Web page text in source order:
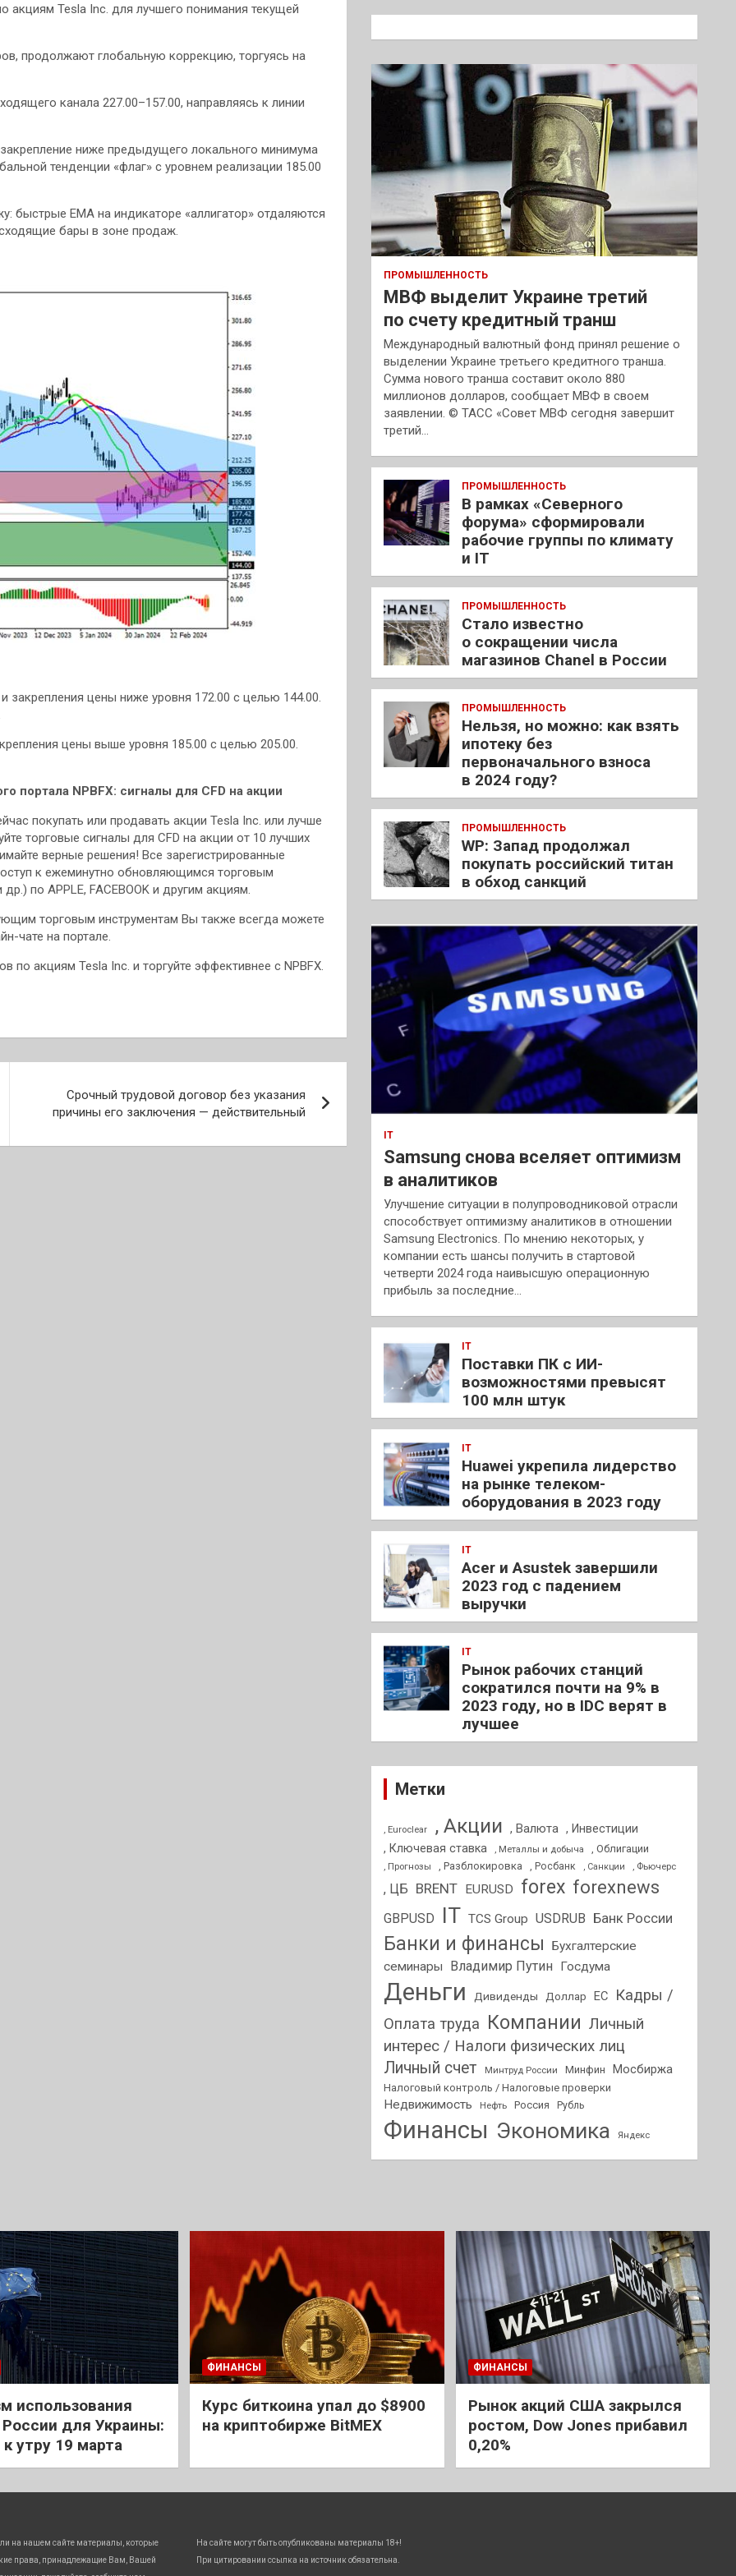
акциям Tesla Inc. для лучшего понимания текущей
продолжают глобальную коррекцию, торгуясь на
канала 227.00–157.00, направляясь к линии
ниже предыдущего локального минимума
тенденции «флаг» с уровнем реализации 185.00
быстрые ЕМА на индикаторе «аллигатор» отдаляются
бары в зоне продаж.
цены ниже уровня 172.00 с целью 144.00.
цены выше уровня 185.00 с целью 205.00.
портала NPBFX: сигналы для CFD на акции
покупать или продавать акции Tesla Inc. или лучше
торговые сигналы для CFD на акции от 10 лучших
верные решения! Все зарегистрированные
к ежеминутно обновляющимся торговым
по APPLE, FACEBOOK и другим акциям.
торговым инструментам Вы также всегда можете
чате на портале.
по акциям Tesla Inc. и торгуйте эффективнее с NPBFX.
Срочный трудовой договор без указания
причины его заключения — действительный
к
ПРОМЫШЛЕННОСТЬ
МВФ выделит Украине третий
по счету кредитный транш
Международный валютный фонд принял решение о
выделении Украине третьего кредитного транша.
Сумма нового транша составит около 880
миллионов долларов, сообщает МВФ в своем
заявлении. © ТАСС «Совет МВФ сегодня завершит
третий…
ПРОМЫШЛЕННОСТЬ
В рамках «Северного
форума» сформировали
рабочие группы по климату
и IT
ПРОМЫШЛЕННОСТЬ
Стало известно
о сокращении числа
магазинов Chanel в России
ПРОМЫШЛЕННОСТЬ
Нельзя, но можно: как взять
ипотеку без
первоначального взноса
в 2024 году?
ПРОМЫШЛЕННОСТЬ
WP: Запад продолжал
покупать российский титан
в обход санкций
IT
Samsung снова вселяет оптимизм
в аналитиков
Улучшение ситуации в полупроводниковой отрасли
способствует оптимизму аналитиков в отношении
Samsung Electronics. По мнению некоторых, у
компании есть шансы получить в стартовой
четверти 2024 года наивысшую операционную
прибыль за последние…
IT
Поставки ПК с ИИ-
возможностями превысят
100 млн штук
IT
Huawei укрепила лидерство
на рынке телеком-
оборудования в 2023 году
IT
Acer и Asustek завершили
2023 год с падением
выручки
IT
Рынок рабочих станций
сократился почти на 9% в
2023 году, но в IDC верят в
лучшее
Метки
, Euroclear , Акции , Валюта , Инвестиции
, Ключевая ставка
, Металлы и добыча , Облигации
, Прогнозы , Разблокировка , Росбанк , Санкции , Фьючерс
, ЦБ BRENT EURUSD forex forexnews
GBPUSD IT TCS Group USDRUB Банк России
Банки и финансы
Бухгалтерские
семинары
Владимир Путин Госдума
Деньги Дивиденды Доллар ЕС
Кадры /
Оплата труда Компании Личный
интерес / Налоги физических лиц
Личный счет Минтруд России Минфин Мосбиржа
Налоговый контроль / Налоговые проверки
Недвижимость Нефть Россия Рубль
Финансы Экономика Яндекс
использования
России для Украины:
утру 19 марта
ФИНАНСЫ
Курс биткоина упал до $8900
на криптобирже BitMEX
ФИНАНСЫ
Рынок акций США закрылся
ростом, Dow Jones прибавил
0,20%
на нашем сайте материалы, которые
права, принадлежащие Вам, Вашей
На сайте могут быть опубликованы материалы 18+!
При цитировании ссылка на источник обязательна.